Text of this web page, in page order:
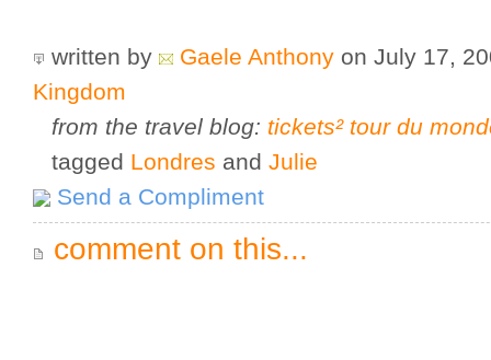
written by Gaele Anthony on July 17,
Kingdom
from the travel blog: tickets² tour du
tagged Londres and Julie
Send a Compliment
comment on this...